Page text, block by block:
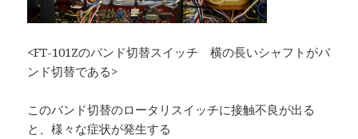
<FT-101Zのバンド切替スイッチ 横の長いシャフトがバ
ンド切替である>
このバンド切替のロータリスイッチに接触不良が出る
と、様々な症状が発生する